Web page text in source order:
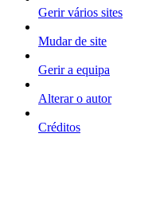
Gerir vários sites
Mudar de site
Gerir a equipa
Alterar o autor
Créditos